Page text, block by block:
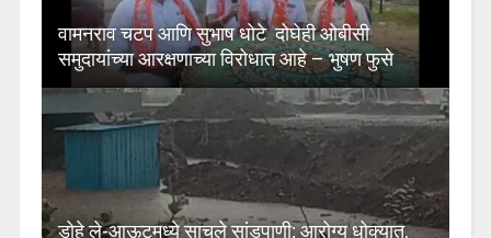
वामनराव चटप आणि सुभाष धोटे दोघेही ओबीसी
समुदायांच्या आरक्षणाच्या विरोधात आहे – भुषण फुसे
डोहे ले-आऊटमध्ये साचले सांडपाणी; आरोग्य धोक्यात,